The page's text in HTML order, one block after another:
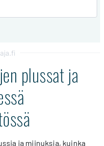
plussat ja
ja miinuksia, kuinka